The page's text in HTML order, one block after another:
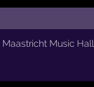
Maastricht Music Hall